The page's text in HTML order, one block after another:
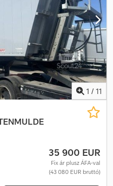
1 / 11
35 900 EUR
Fix ár plusz ÁFA-val
(43 080 EUR bruttó)